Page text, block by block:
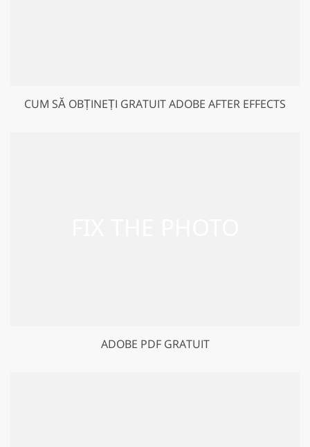
CUM SĂ OBȚINEȚI GRATUIT ADOBE AFTER EFFECTS
ADOBE PDF GRATUIT